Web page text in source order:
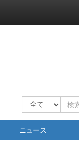
ニュース